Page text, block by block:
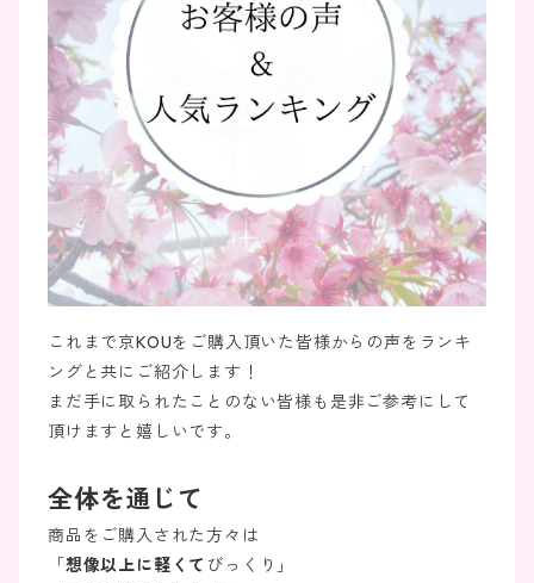
これまで京KOUをご購入頂いた皆様からの声をランキ
ングと共にご紹介します！
まだ手に取られたことのない皆様も是非ご参考にして
頂けますと嬉しいです。
全体を通じて
商品をご購入された方々は
「想像以上に軽くて びっくり」